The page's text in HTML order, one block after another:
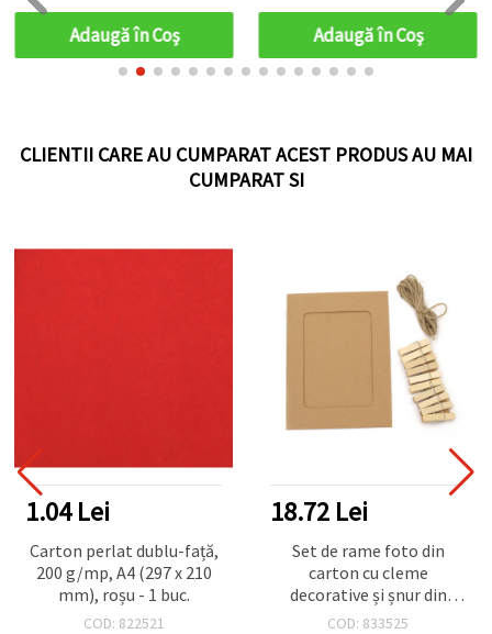
Adaugă în Coş Adaugă în Coş
CLIENTII CARE AU CUMPARAT ACEST PRODUS AU MAI
CUMPARAT SI
1.04 Lei
Carton perlat dublu-față,
200 g/mp, A4 (297 x 210
mm), roșu - 1 buc.
COD: 822521
18.72 Lei
Set de rame foto din
carton cu cleme
decorative și șnur din
cânepă, culoare nucă de
COD: 833525